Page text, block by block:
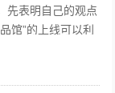
先表明自己的观点
馆”的上线可以利
当地的一些特产品